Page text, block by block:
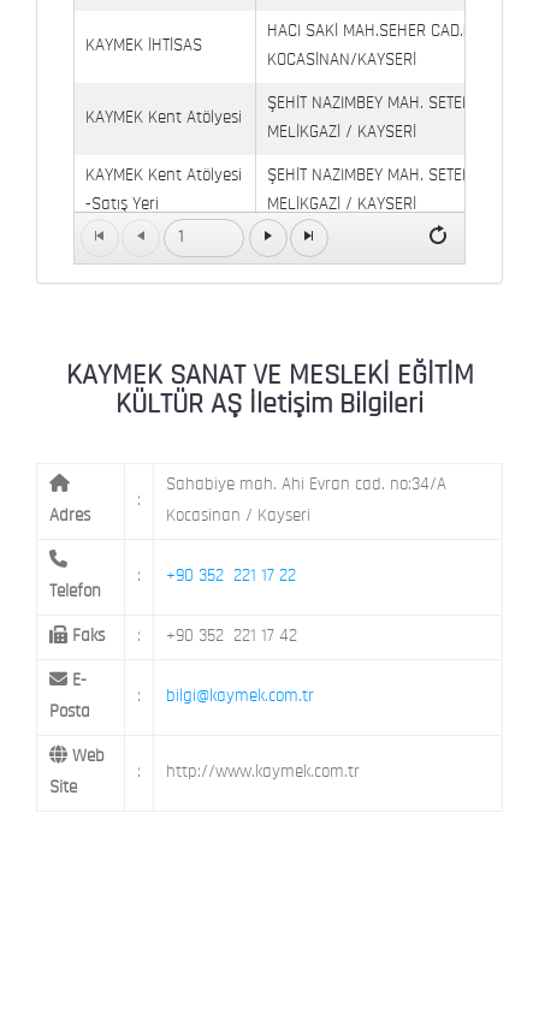
KAYMEK İHTİSAS
HACI SAKİ MAH.SEHER CAD.(6009
KOCASİNAN/KAYSERİ
KAYMEK Kent Atölyesi
ŞEHİT NAZIMBEY MAH. SETENÖNÜ
MELİKGAZİ / KAYSERİ
KAYMEK Kent Atölyesi
-Satış Yeri
ŞEHİT NAZIMBEY MAH. SETENÖNÜ
MELİKGAZİ / KAYSERİ
Kaymek Köşk Sosyal
Köşk Mahallesi, Orgeneral Eşref Bitlis
KAYMEK SÜMER MEVLANA MAH. 8. CAD. NO: 28
MİMARSİNAN DEMOKRASİ MAH. FATİN
1
KAYMEK SANAT VE MESLEKİ EĞİTİM
KÜLTÜR AŞ İletişim Bilgileri
Adres
:
Sahabiye mah. Ahi Evran cad. no:34/A
Kocasinan / Kayseri
Telefon
: +90 352 221 17 22
Faks : +90 352 221 17 42
E-
Posta
: bilgi@kaymek.com.tr
Web
Site
: http://www.kaymek.com.tr